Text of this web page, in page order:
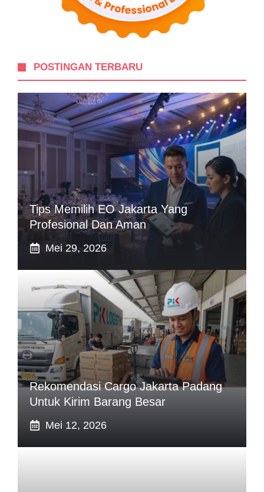
POSTINGAN TERBARU
Tips Memilih EO Jakarta Yang
Profesional Dan Aman
Mei 29, 2026
Rekomendasi Cargo Jakarta Padang
Untuk Kirim Barang Besar
Mei 12, 2026